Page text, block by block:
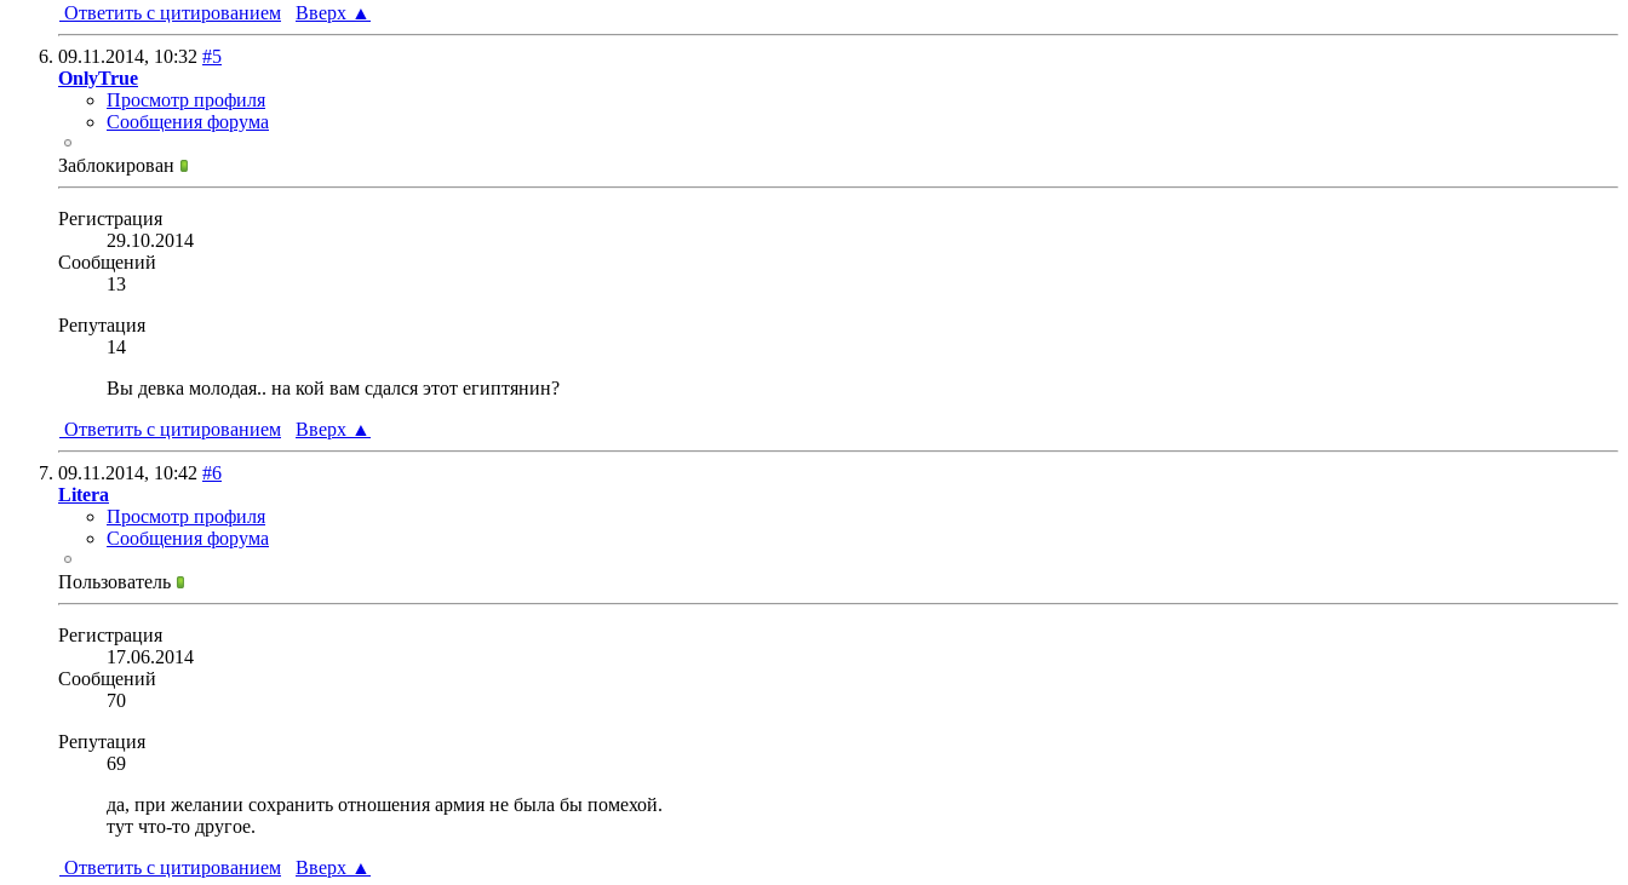
Ответить с цитированием
Вверх ▲
09.11.2014, 10:32 #5
OnlyTrue
Просмотр профиля
Сообщения форума
Заблокирован
Регистрация
29.10.2014
Сообщений
13
Репутация
14
Вы девка молодая.. на кой вам сдался этот египтянин?
Ответить с цитированием
Вверх ▲
09.11.2014, 10:42 #6
Litera
Просмотр профиля
Сообщения форума
Пользователь
Регистрация
17.06.2014
Сообщений
70
Репутация
69
да, при желании сохранить отношения армия не была бы помехой.
тут что-то другое.
Ответить с цитированием
Вверх ▲